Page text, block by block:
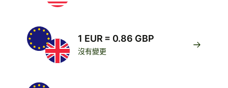
1 EUR = 0.86 GBP
沒有變更